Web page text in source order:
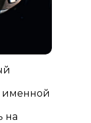
именной
на